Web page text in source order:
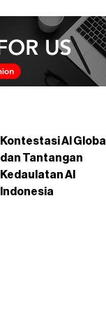
Kontestasi AI Global
dan Tantangan
Kedaulatan AI
Indonesia